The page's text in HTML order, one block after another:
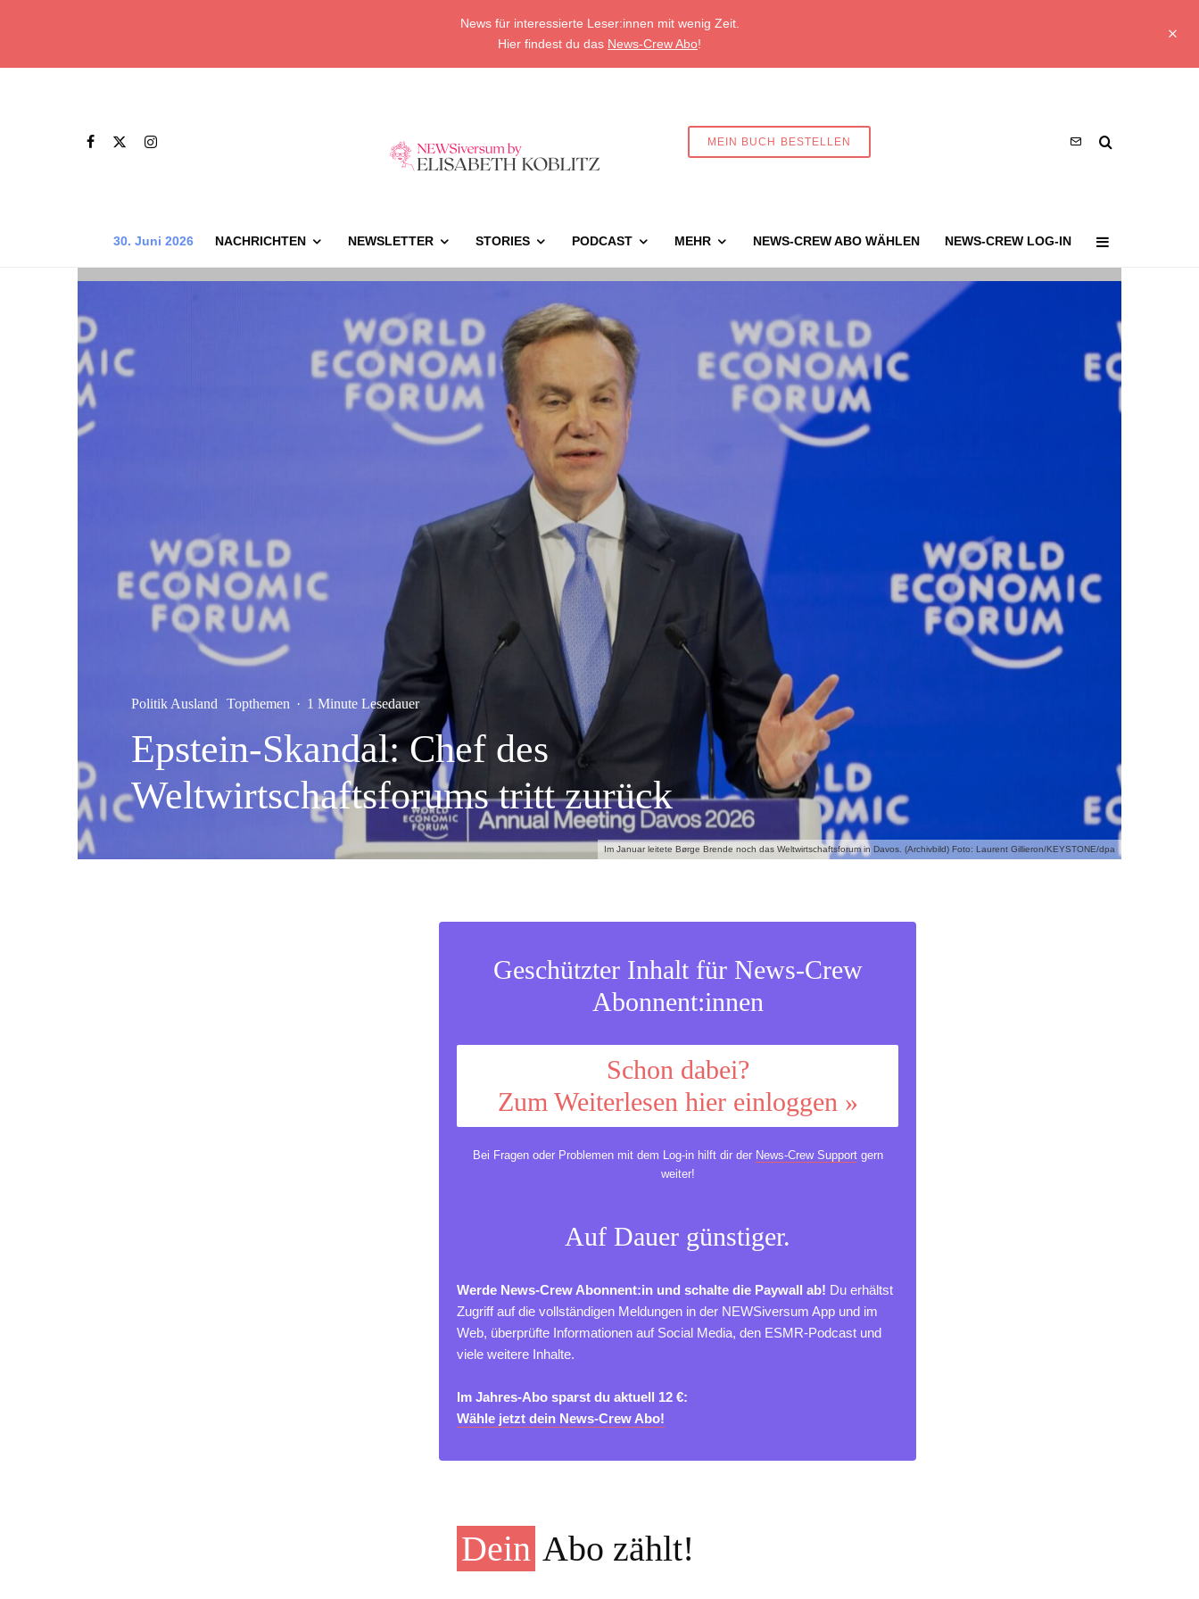
News für interessierte Leser:innen mit wenig Zeit.
Hier findest du das News-Crew Abo!
MEIN BUCH BESTELLEN
30. Juni 2026 NACHRICHTEN NEWSLETTER STORIES PODCAST MEHR NEWS-CREW ABO WÄHLEN NEWS-CREW LOG-IN
Im Januar leitete Børge Brende noch das Weltwirtschaftsforum in Davos. (Archivbild) Foto: Laurent Gillieron/KEYSTONE/dpa
Politik Ausland Topthemen · 1 Minute Lesedauer
Epstein-Skandal: Chef des
Weltwirtschaftsforums tritt zurück
Geschützter Inhalt für News-Crew
Abonnent:innen
Schon dabei?
Zum Weiterlesen hier einloggen »
Bei Fragen oder Problemen mit dem Log-in hilft dir der News-Crew Supportgern
weiter!
Auf Dauer günstiger.
Werde News-Crew Abonnent:in und schalte die Paywall ab! Du erhältst
Zugriff auf die vollständigen Meldungen in der NEWSiversum App und im
Web, überprüfte Informationen auf Social Media, den ESMR-Podcast und
viele weitere Inhalte.
Im Jahres-Abo sparst du aktuell 12 €:
Wähle jetzt dein News-Crew Abo!
Dein Abo zählt!